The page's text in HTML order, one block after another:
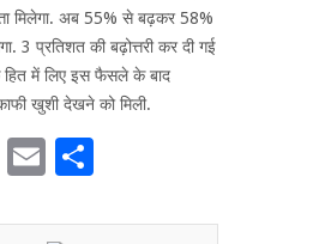
मिलेगा. अब 55% से बढ़कर 58%
3 प्रतिशत की बढ़ोत्तरी कर दी गई
हित में लिए इस फैसले के बाद
खुशी देखने को मिली.
Mastodon
Email